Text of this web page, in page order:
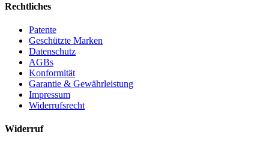
Rechtliches
Patente
Geschützte Marken
Datenschutz
AGBs
Konformität
Garantie & Gewährleistung
Impressum
Widerrufsrecht
Widerruf